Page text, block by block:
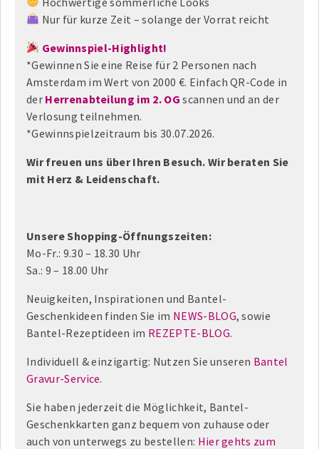
Nur für kurze Zeit – solange der Vorrat reicht
Gewinnspiel-Highlight!
*Gewinnen Sie eine Reise für 2 Personen nach
Amsterdam im Wert von 2000 €. Einfach QR-Code in
der Herrenabteilung im 2. OG scannen und an der
Verlosung teilnehmen.
*Gewinnspielzeitraum bis 30.07.2026.
Wir freuen uns über Ihren Besuch. Wir beraten Sie
mit Herz & Leidenschaft.
Unsere Shopping-Öffnungszeiten:
Mo-Fr.: 9.30 – 18.30 Uhr
Sa.: 9 – 18.00 Uhr
Neuigkeiten, Inspirationen und Bantel-
Geschenkideen finden Sie im NEWS-BLOG, sowie
Bantel-Rezeptideen im REZEPTE-BLOG.
Individuell & einzigartig: Nutzen Sie unseren Bantel
Gravur-Service.
Sie haben jederzeit die Möglichkeit, Bantel-
Geschenkkarten ganz bequem von zuhause oder
auch von unterwegs zu bestellen: Hier gehts zum